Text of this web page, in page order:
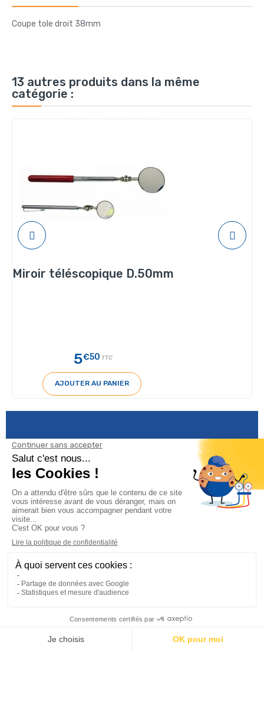
Coupe tole droit 38mm
13 autres produits dans la même
catégorie :
Miroir téléscopique D.50mm
5€50 TTC
AJOUTER AU PANIER
Informations
Climservice
Informations